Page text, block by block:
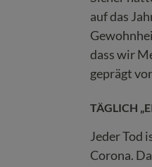
auf das
dass wir
geprägt
TÄGLICH
Jeder Tod
Corona.